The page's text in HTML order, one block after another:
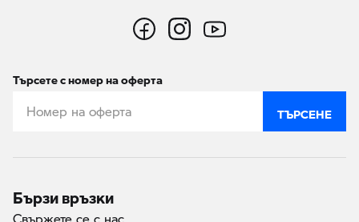
Търсете с номер на оферта
ТЪРСЕНЕ
Бързи връзки